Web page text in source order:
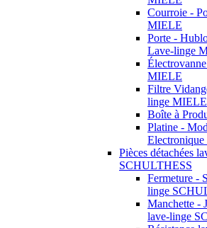
Courroie -
MIELE
Porte -
Lave-linge
MIELE
Filtre
linge MIELE
Boîte à
Platine -
Pièces détachées
SCHULTHESS
Fermeture -
linge
Manchette -
lave-linge